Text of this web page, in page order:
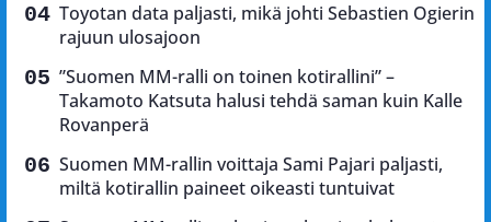
Toyotan data paljasti, mikä johti Sebastien Ogierin
rajuun ulosajoon
”Suomen MM-ralli on toinen kotirallini” –
Takamoto Katsuta halusi tehdä saman kuin Kalle
Rovanperä
Suomen MM-rallin voittaja Sami Pajari paljasti,
miltä kotirallin paineet oikeasti tuntuivat